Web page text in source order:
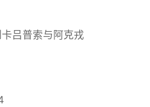
吕普索与阿克戎